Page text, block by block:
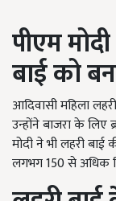
पीएम
बाई को
आदिवासी महिला
उन्होंने बाजरा के लिए
मोदी ने भी लहरी बाई
लगभग 150से अधिक